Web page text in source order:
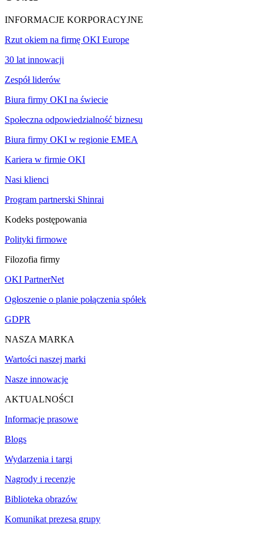
INFORMACJE KORPORACYJNE
Rzut okiem na firmę OKI Europe
30 lat innowacji
Zespół liderów
Biura firmy OKI na świecie
Społeczna odpowiedzialność biznesu
Biura firmy OKI w regionie EMEA
Kariera w firmie OKI
Nasi klienci
Program partnerski Shinrai
Kodeks postępowania
Polityki firmowe
Filozofia firmy
OKI PartnerNet
Ogłoszenie o planie połączenia spółek
GDPR
NASZA MARKA
Wartości naszej marki
Nasze innowacje
AKTUALNOŚCI
Informacje prasowe
Blogs
Wydarzenia i targi
Nagrody i recenzje
Biblioteka obrazów
Komunikat prezesa grupy